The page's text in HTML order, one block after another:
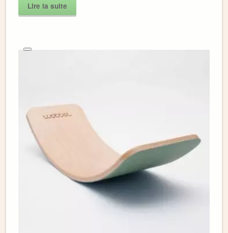
Lire la suite